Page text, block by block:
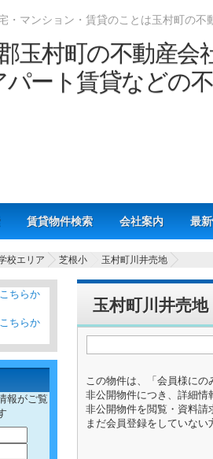
・マンション・賃貸のことは玉村町の
賃貸物件検索 会社案内 最
校エリア 芝根小 玉村町川井売地
玉村町川井売地
この物件は、「会員様に
非公開物件につき、詳細情
非公開物件を閲覧・資料請
まだ会員登録をしていな
報がご覧